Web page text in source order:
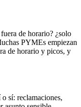
de horario? ¿solo
PYMEs empiezan
de horario y picos, y
sí: reclamaciones,